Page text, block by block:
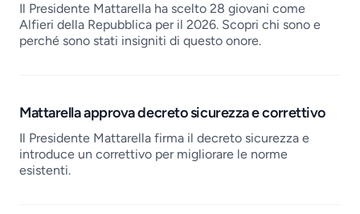
Il Presidente Mattarella ha scelto 28 giovani come
Alfieri della Repubblica per il 2026. Scopri chi sono e
perché sono stati insigniti di questo onore.
Mattarella approva decreto sicurezza e correttivo
Il Presidente Mattarella firma il decreto sicurezza e
introduce un correttivo per migliorare le norme
esistenti.